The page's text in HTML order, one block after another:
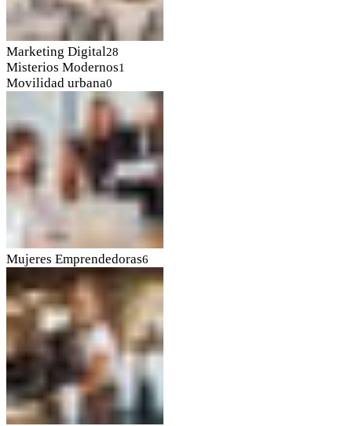
Marketing Digital28
Misterios Modernos1
Movilidad urbana0
Mujeres Emprendedoras6